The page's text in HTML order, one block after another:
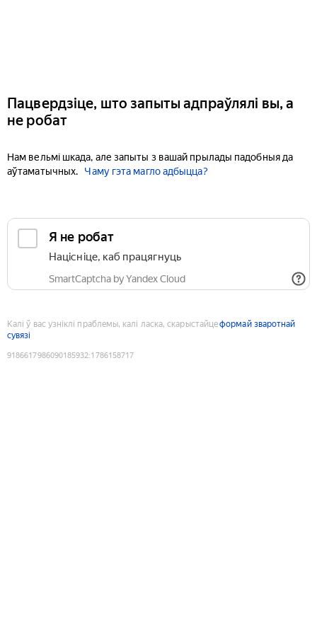
Пацвердзіце, што запыты адпраўлялі вы, а
не робат
Нам вельмі шкада, але запыты з вашай прылады падобныя да
аўтаматычных.
Чаму гэта магло адбыцца?
Я не робат
Націсніце, каб працягнуць
SmartCaptcha by Yandex Cloud
Калі ў вас узніклі праблемы, калі ласка, скарыстайцеформай зваротнай
сувязі
9186617986090185932:1786158717